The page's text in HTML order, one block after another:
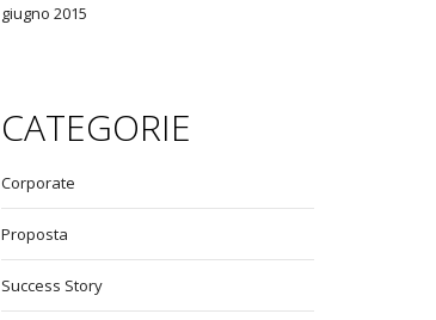
giugno 2015
CATEGORIE
Corporate
Proposta
Success Story